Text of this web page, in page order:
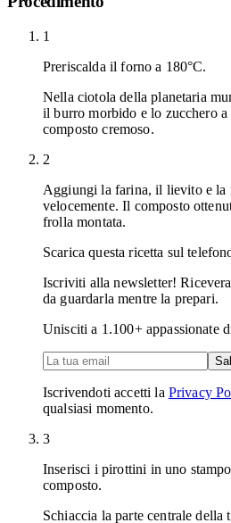
1
Preriscalda il forno a 180°C.
Nella ciotola della planetaria
il burro morbido e lo zucchero
composto cremoso.
2
Aggiungi la farina, il lievito e la
velocemente. Il composto
frolla montata.
Scarica questa ricetta sul
Iscriviti alla newsletter!
da guardarla mentre la prepari.
Unisciti a 1.100+ appassionate
Iscrivendoti accetti la Privacy
qualsiasi momento.
3
Inserisci i pirottini in uno
composto.
Schiaccia la parte centrale